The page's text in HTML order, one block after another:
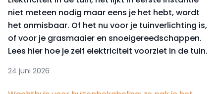
niet meteen nodig maar eens je het hebt, wordt
het onmisbaar. Of het nu voor je tuinverlichting is,
of voor je grasmaaier en snoeigereedschappen.
Lees hier hoe je zelf elektriciteit voorziet in de tuin.
24 juni 2026